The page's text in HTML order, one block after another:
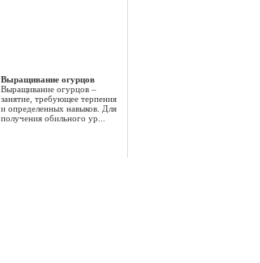
Выращивание огурцов
Выращивание огурцов –
занятие, требующее терпения
и определенных навыков. Для
получения обильного ур...